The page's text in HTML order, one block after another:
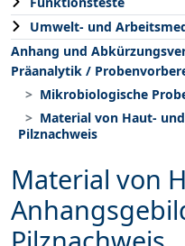
Umwelt- und
Anhang und
Präanalytik /
Mikrobiologische
Material von Haut-
Pilznachweis
Material von